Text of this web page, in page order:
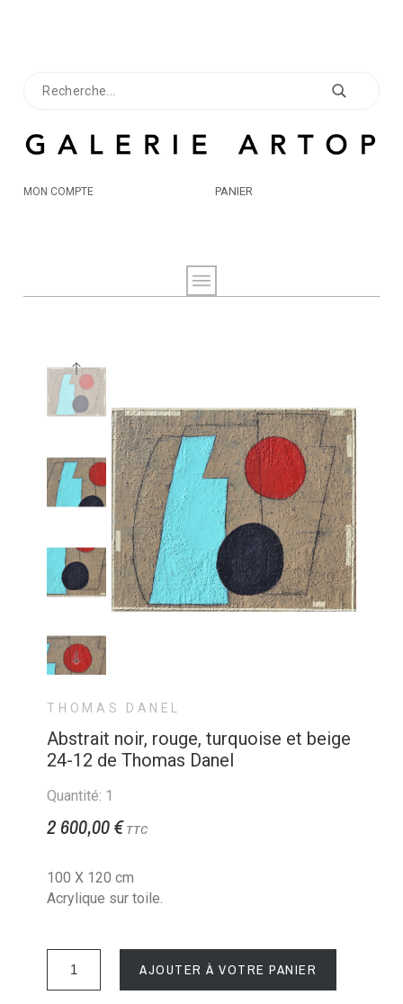
MON COMPTE PANIER
THOMAS DANEL
Abstrait noir, rouge, turquoise et beige
24-12 de Thomas Danel
Quantité: 1
2 600,00 € TTC
100 X 120 cm
Acrylique sur toile.
AJOUTER À VOTRE PANIER